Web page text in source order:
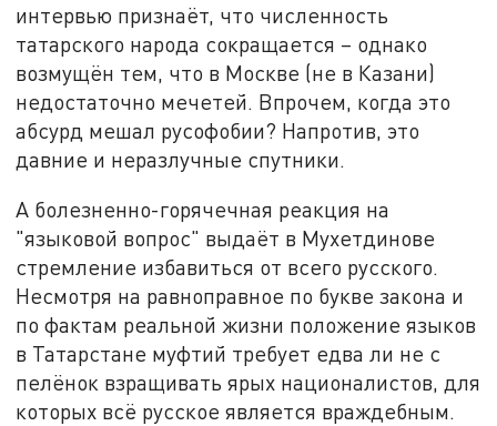
интервью признаёт, что численность
татарского народа сокращается – однако
возмущён тем, что в Москве (не в Казани)
недостаточно мечетей. Впрочем, когда это
абсурд мешал русофобии? Напротив, это
давние и неразлучные спутники.
А болезненно-горячечная реакция на
"языковой вопрос" выдаёт в Мухетдинове
стремление избавиться от всего русского.
Несмотря на равноправное по букве закона и
по фактам реальной жизни положение языков
в Татарстане муфтий требует едва ли не с
пелёнок взращивать ярых националистов, для
которых всё русское является враждебным.